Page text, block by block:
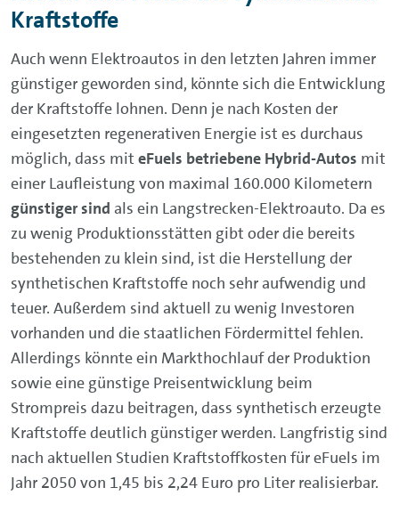
Kraftstoffe
Auch wenn Elektroautos in den letzten Jahren immer
günstiger geworden sind, könnte sich die Entwicklung
der Kraftstoffe lohnen. Denn je nach Kosten der
eingesetzten regenerativen Energie ist es durchaus
möglich, dass mit eFuels betriebene Hybrid-Autos mit
einer Laufleistung von maximal 160.000 Kilometern
günstiger sind als ein Langstrecken-Elektroauto. Da es
zu wenig Produktionsstätten gibt oder die bereits
bestehenden zu klein sind, ist die Herstellung der
synthetischen Kraftstoffe noch sehr aufwendig und
teuer. Außerdem sind aktuell zu wenig Investoren
vorhanden und die staatlichen Fördermittel fehlen.
Allerdings könnte ein Markthochlauf der Produktion
sowie eine günstige Preisentwicklung beim
Strompreis dazu beitragen, dass synthetisch erzeugte
Kraftstoffe deutlich günstiger werden. Langfristig sind
nach aktuellen Studien Kraftstoffkosten für eFuels im
Jahr 2050 von 1,45 bis 2,24 Euro pro Liter realisierbar.